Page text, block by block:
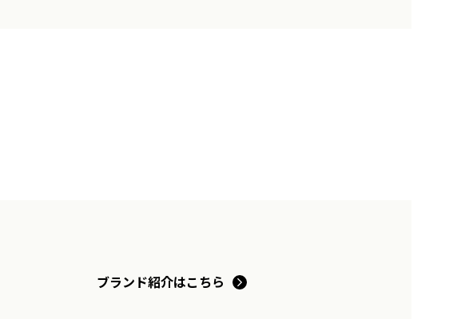
ブランド紹介はこちら